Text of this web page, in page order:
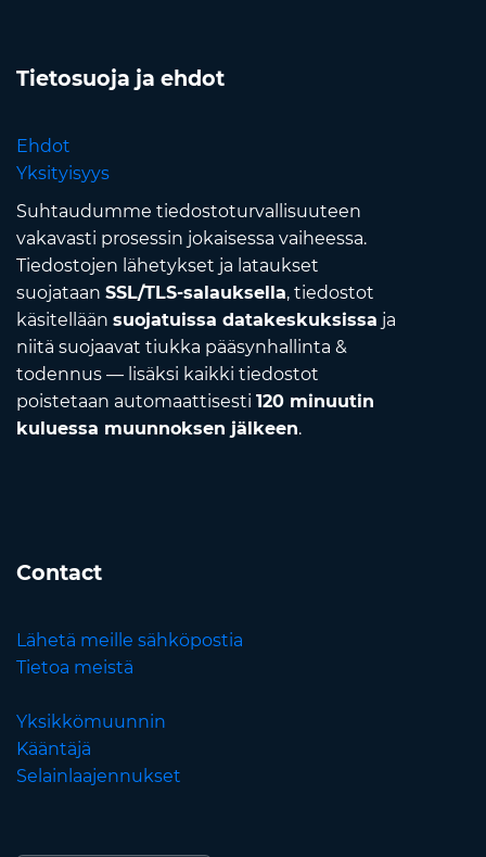
Tietosuoja ja ehdot
Ehdot
Yksityisyys
Suhtaudumme tiedostoturvallisuuteen
vakavasti prosessin jokaisessa vaiheessa.
Tiedostojen lähetykset ja lataukset
suojataan SSL/TLS-salauksella, tiedostot
käsitellään suojatuissa datakeskuksissa ja
niitä suojaavat tiukka pääsynhallinta &
todennus — lisäksi kaikki tiedostot
poistetaan automaattisesti 120 minuutin
kuluessa muunnoksen jälkeen.
Contact
Lähetä meille sähköpostia
Tietoa meistä
Yksikkömuunnin
Kääntäjä
Selainlaajennukset